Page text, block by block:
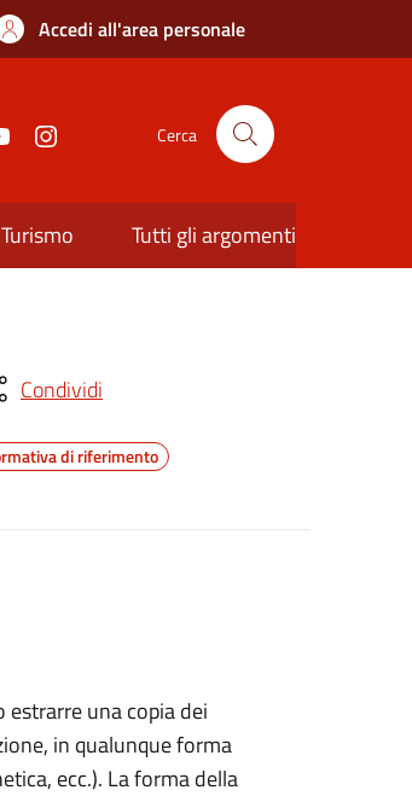
Accedi all'area personale
Cerca
Turismo Tutti gli argomenti
Condividi
di riferimento
una copia dei
in qualunque forma
ecc.). La forma della